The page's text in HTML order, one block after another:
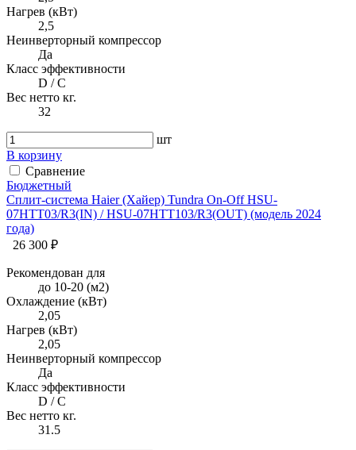
Нагрев (кВт)
2,5
Неинверторный компрессор
Да
Класс эффективности
D / C
Вес нетто кг.
32
шт
В корзину
Сравнение
Бюджетный
Сплит-система Haier (Хайер) Tundra On-Off HSU-
07HTT03/R3(IN) / HSU-07HTT103/R3(OUT) (модель 2024
года)
26 300 ₽
Рекомендован для
до 10-20 (м2)
Охлаждение (кВт)
2,05
Нагрев (кВт)
2,05
Неинверторный компрессор
Да
Класс эффективности
D / C
Вес нетто кг.
31.5